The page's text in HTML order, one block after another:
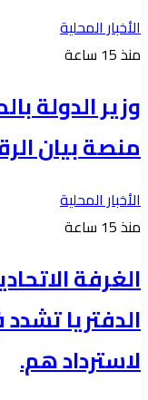
الأخبار المحلية
منذ 15 ساعة
وزير الدولة
منصة بيان
الأخبار المحلية
منذ 15 ساعة
الغرفة
الدفتريا
لاسترداد هم.